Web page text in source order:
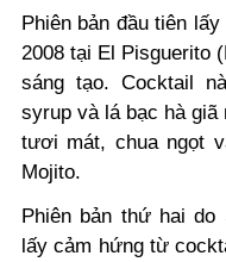
Phiên bản đầu tiên
2008 tại El Pisguerito
sáng tạo. Cocktail
syrup và lá bạc hà
tươi mát, chua ngọt
Mojito.
Phiên bản thứ hai do
lấy cảm hứng từ